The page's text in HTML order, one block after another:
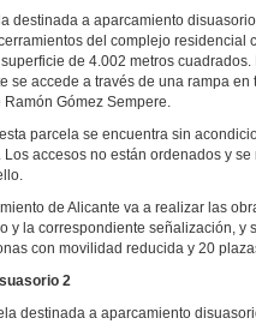
destinada a aparcamiento
del complejo
de 4.002 metros
se accede a través de una rampa
Gómez Sempere.
parcela se encuentra sin
Los accesos no están ordenados y
de Alicante va a realizar las
y la correspondiente señalización,
con movilidad reducida y 20
2
destinada a aparcamiento